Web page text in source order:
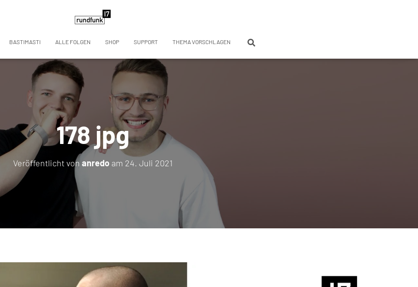
BASTIMASTI ALLE FOLGEN SHOP SUPPORT THEMA VORSCHLAGEN
178 jpg
Veröffentlicht von anredoam 24. Juli 2021